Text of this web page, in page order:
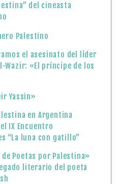
del cineasta
Palestino
el asesinato del líder
Wazir: «El príncipe de los
Yassin»
en Argentina
IX Encuentro
“La luna con gatillo”
Poetas por Palestina»
literario del poeta